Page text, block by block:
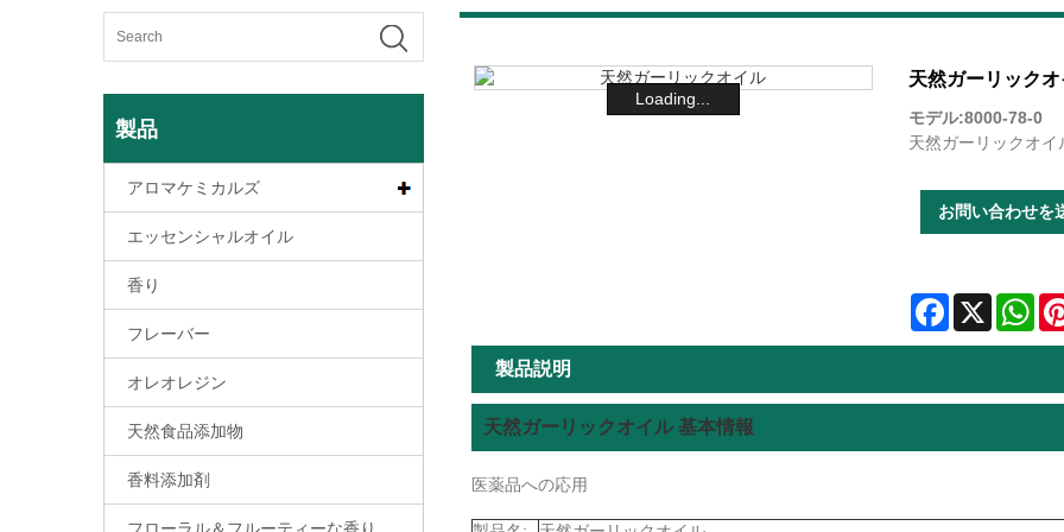
製品
アロマケミカルズ
エッセンシャルオイル
香り
フレーバー
オレオレジン
天然食品添加物
香料添加剤
Loading...
天然ガーリックオ
モデル:8000-78-0
天然ガーリックオ
お問い合わせを
Facebook
X
製品説明
天然ガーリックオイル 基本情報
医薬品への応用